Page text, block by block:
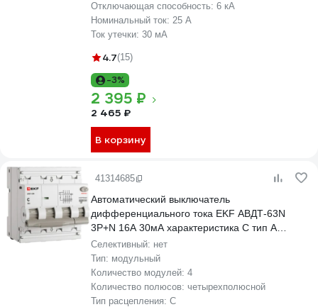
Отключающая способность: 6 кА
Номинальный ток: 25 А
Ток утечки: 30 мА
4.7(15)
-3%
2 395 ₽
2 465 ₽
В корзину
41314685
Автоматический выключатель
дифференциального тока EKF АВДТ-63N
3P+N 16А 30мА характеристика C тип A
электронный 6кА PROXIMA D63N46EA16C30
Селективный: нет
Тип: модульный
Количество модулей: 4
Количество полюсов: четырехполюсной
Тип расцепления: C